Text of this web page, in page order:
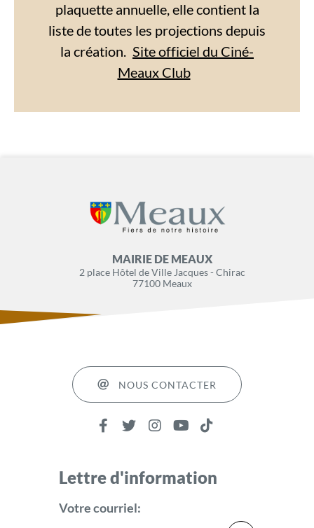
plaquette annuelle, elle contient la
liste de toutes les projections depuis
la création. Site officiel du Ciné-
Meaux Club
MAIRIE DE MEAUX
2 place Hôtel de Ville Jacques - Chirac
77100 Meaux
NOUS CONTACTER
Lettre d'information
Votre courriel: